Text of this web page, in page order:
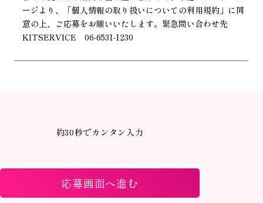
ージより、「個人情報の取り扱いについての利用規約」に同
意の上、ご応募をお願いいたします。緊急問い合わせ先
KITSERVICE 06-6531-1230
約30秒でカンタン入力
応募画面へ進む